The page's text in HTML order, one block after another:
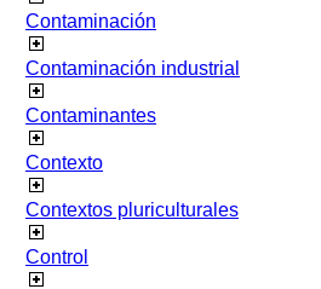
Contaminación
Contaminación industrial
Contaminantes
Contexto
Contextos pluriculturales
Control